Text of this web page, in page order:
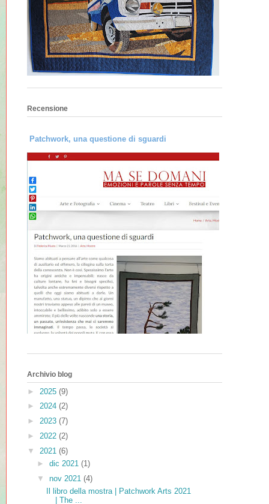
Recensione
Patchwork, una questione di sguardi
Archivio blog
► 2025 (9)
► 2024 (2)
► 2023 (7)
► 2022 (2)
▼ 2021 (6)
► dic 2021 (1)
▼ nov 2021 (4)
Il libro della mostra | Patchwork Arts 2021
| The ...